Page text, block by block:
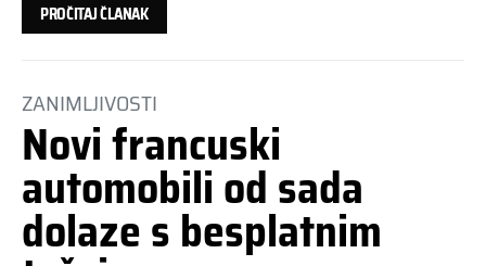
PROČITAJ ČLANAK
ZANIMLJIVOSTI
Novi francuski
automobili od sada
dolaze s besplatnim